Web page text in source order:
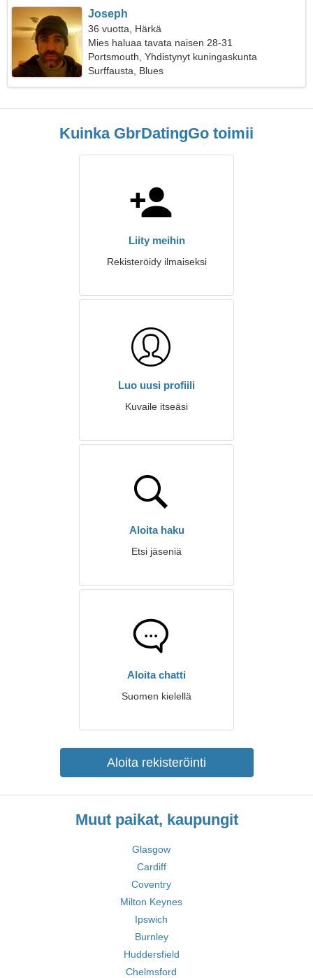
Joseph
36 vuotta, Härkä
Mies haluaa tavata naisen 28-31
Portsmouth, Yhdistynyt kuningaskunta
Surffausta, Blues
Kuinka GbrDatingGo toimii
Liity meihin
Rekisteröidy ilmaiseksi
Luo uusi profiili
Kuvaile itseäsi
Aloita haku
Etsi jäseniä
Aloita chatti
Suomen kielellä
Aloita rekisteröinti
Muut paikat, kaupungit
Glasgow
Cardiff
Coventry
Milton Keynes
Ipswich
Burnley
Huddersfield
Chelmsford